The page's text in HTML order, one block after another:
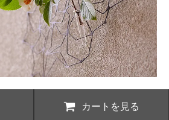
カートを見る